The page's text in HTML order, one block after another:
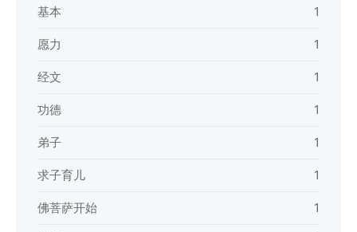
基本 1
愿力 1
经文 1
功德 1
弟子 1
求子育儿 1
佛菩萨开始 1